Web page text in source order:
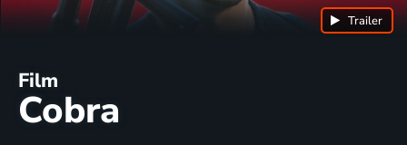
Film
Cobra
Trailer